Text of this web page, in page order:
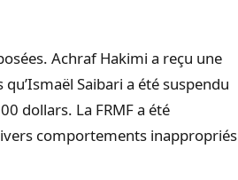
Achraf Hakimi a reçu une
Saibari a été suspendu
dollars. La FRMF a été
comportements inappropriés